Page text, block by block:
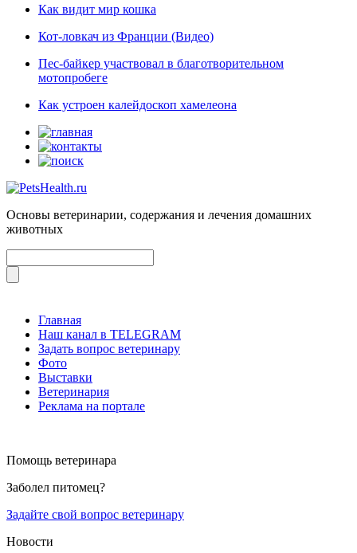
Как видит мир кошка
Кот-ловкач из Франции (Видео)
Пес-байкер участвовал в благотворительном
мотопробеге
Как устроен калейдоскоп хамелеона
Основы ветеринарии, содержания и лечения домашних
животных
Главная
Наш канал в TELEGRAM
Задать вопрос ветеринару
Фото
Выставки
Ветеринария
Реклама на портале
Помощь ветеринара
Заболел питомец?
Задайте свой вопрос ветеринару
Новости